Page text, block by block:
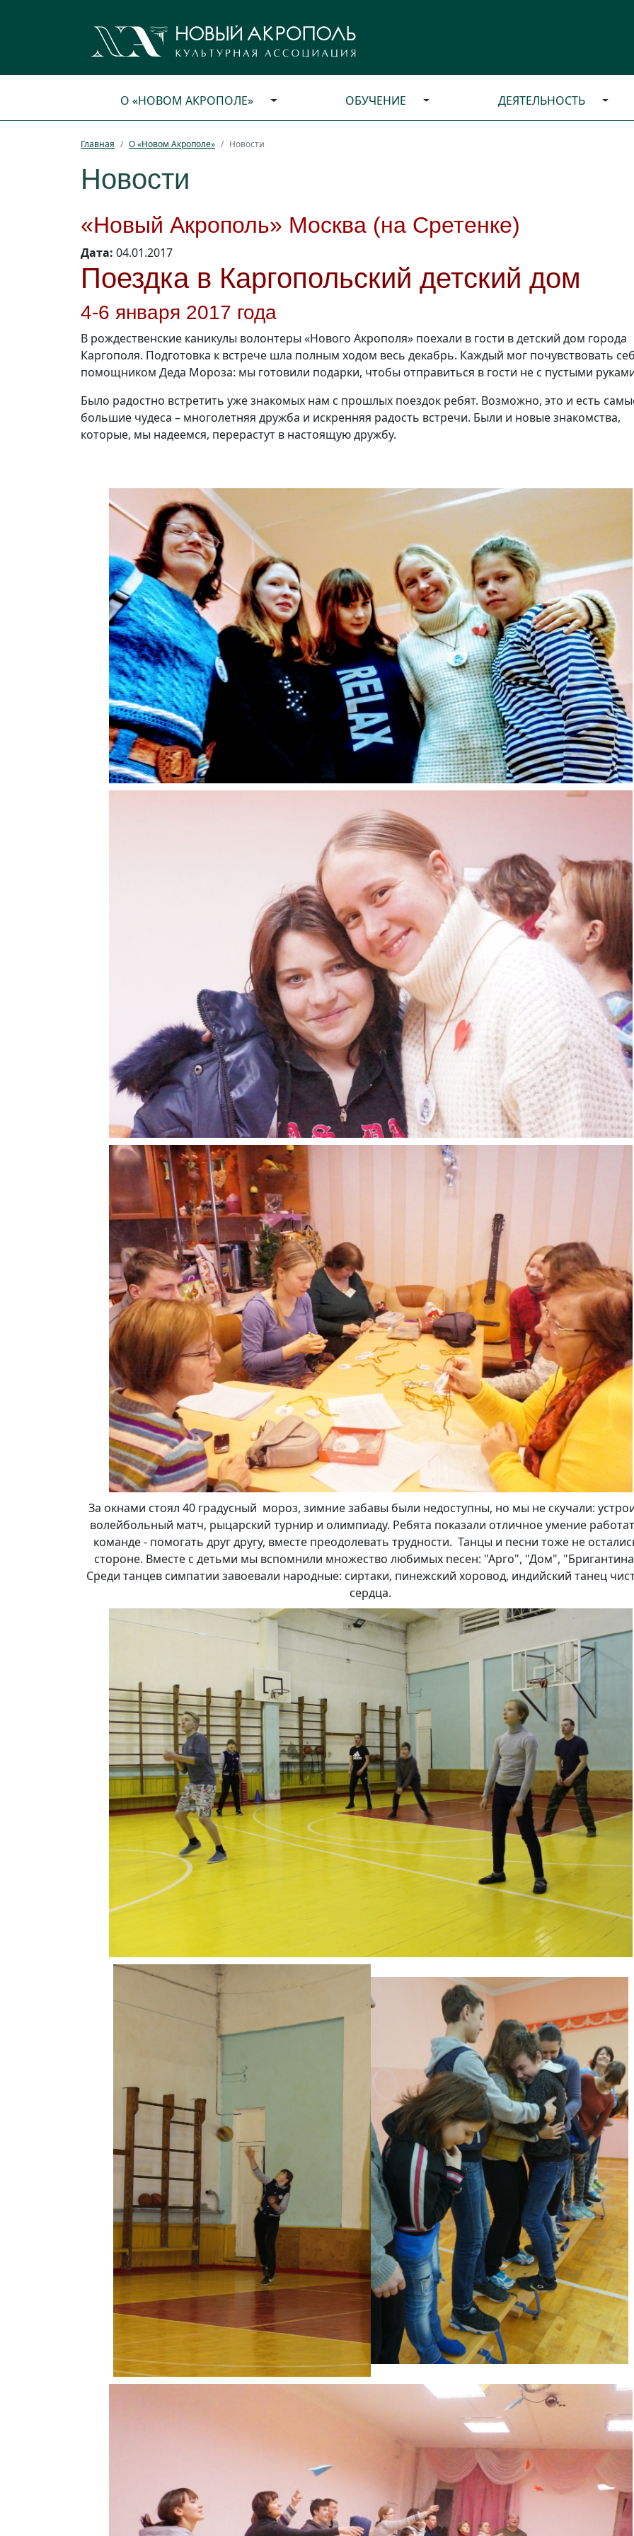
О «НОВОМ АКРОПОЛЕ» ОБУЧЕНИЕ ДЕЯТЕЛЬНОСТЬ
Главная О «Новом Акрополе» Новости
Новости
«Новый Акрополь» Москва (на Сретенке)
Дата: 04.01.2017
Поездка в Каргопольский детский дом
4-6 января 2017 года
В рождественские каникулы волонтеры «Нового Акрополя» поехали в гости в детский дом города
Каргополя. Подготовка к встрече шла полным ходом весь декабрь. Каждый мог почувствовать
помощником Деда Мороза: мы готовили подарки, чтобы отправиться в гости не с пустыми
Было радостно встретить уже знакомых нам с прошлых поездок ребят. Возможно, это и есть
большие чудеса – многолетняя дружба и искренняя радость встречи. Были и новые знакомства,
которые, мы надеемся, перерастут в настоящую дружбу.
За окнами стоял 40 градусный мороз, зимние забавы были недоступны, но мы не скучали:
волейбольный матч, рыцарский турнир и олимпиаду. Ребята показали отличное умение
команде - помогать друг другу, вместе преодолевать трудности. Танцы и песни тоже не
стороне. Вместе с детьми мы вспомнили множество любимых песен: "Арго", "Дом",
Среди танцев симпатии завоевали народные: сиртаки, пинежский хоровод, индийский танец
сердца.